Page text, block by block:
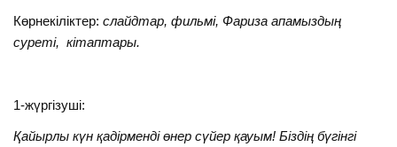
Көрнекіліктер:слайдтар, фильмі, Фариза апамыздың
суреті, кітаптары.
1-жүргізуші:
Қайырлы күн қадірменді өнер сүйер қауым! Біздің бүгінгі